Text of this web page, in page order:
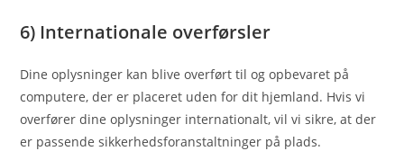
6) Internationale overførsler
Dine oplysninger kan blive overført til og opbevaret på
computere, der er placeret uden for dit hjemland. Hvis vi
overfører dine oplysninger internationalt, vil vi sikre, at der
er passende sikkerhedsforanstaltninger på plads.